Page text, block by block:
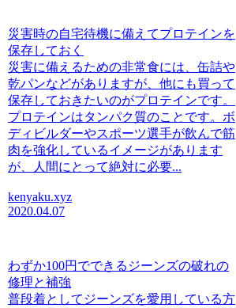
災害時の自宅待機に備えてプロテインを
保存しておく
災害に備えるための非常食には、缶詰や
乾パンなどがありますが、他にも買って
保存しておきたいのがプロテインです。
プロテインはタンパク質のことです。ボ
ディビルダーやスポーツ選手が飲んで筋
肉を強化しているイメージがあります
が、人間にとって絶対に必要...
kenyaku.xyz
2020.04.07
わずか100円でできるジーンズの破れの
修理と補強
普段着としてジーンズを愛用している方